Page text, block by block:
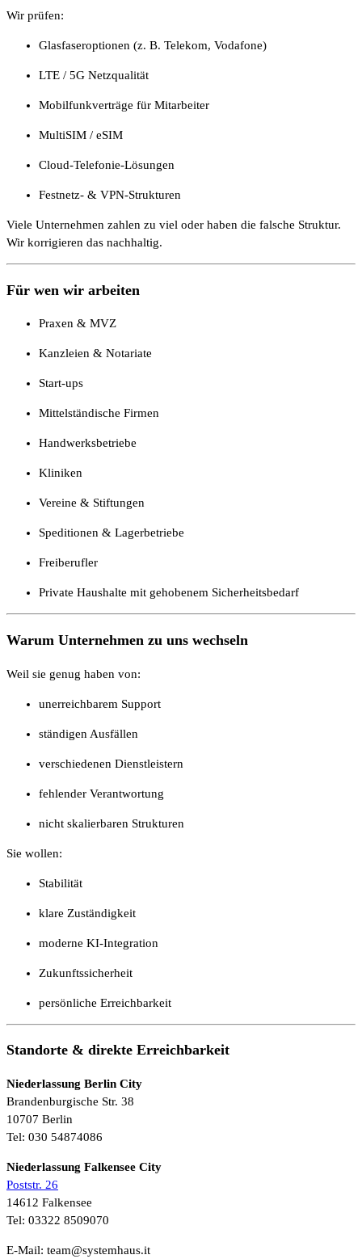
Wir prüfen:
Glasfaseroptionen (z. B. Telekom, Vodafone)
LTE / 5G Netzqualität
Mobilfunkverträge für Mitarbeiter
MultiSIM / eSIM
Cloud-Telefonie-Lösungen
Festnetz- & VPN-Strukturen
Viele Unternehmen zahlen zu viel oder haben die falsche Struktur.
Wir korrigieren das nachhaltig.
Für wen wir arbeiten
Praxen & MVZ
Kanzleien & Notariate
Start-ups
Mittelständische Firmen
Handwerksbetriebe
Kliniken
Vereine & Stiftungen
Speditionen & Lagerbetriebe
Freiberufler
Private Haushalte mit gehobenem Sicherheitsbedarf
Warum Unternehmen zu uns wechseln
Weil sie genug haben von:
unerreichbarem Support
ständigen Ausfällen
verschiedenen Dienstleistern
fehlender Verantwortung
nicht skalierbaren Strukturen
Sie wollen:
Stabilität
klare Zuständigkeit
moderne KI-Integration
Zukunftssicherheit
persönliche Erreichbarkeit
Standorte & direkte Erreichbarkeit
Niederlassung Berlin City
Brandenburgische Str. 38
10707 Berlin
Tel: 030 54874086
Niederlassung Falkensee City
Poststr. 26
14612 Falkensee
Tel: 03322 8509070
E-Mail: team@systemhaus.it